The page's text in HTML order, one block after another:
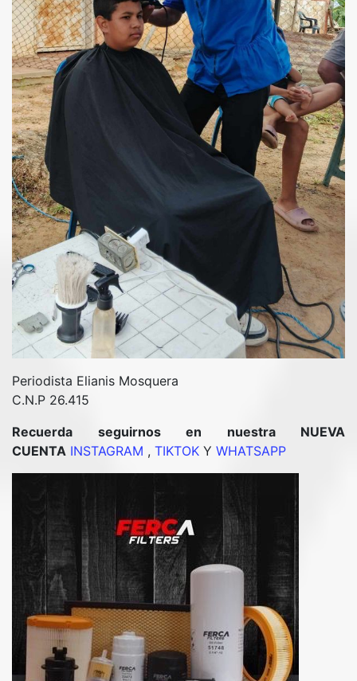
Periodista Elianis Mosquera
C.N.P 26.415
Recuerda seguirnos en nuestra NUEVA
CUENTA INSTAGRAM , TIKTOK Y WHATSAPP